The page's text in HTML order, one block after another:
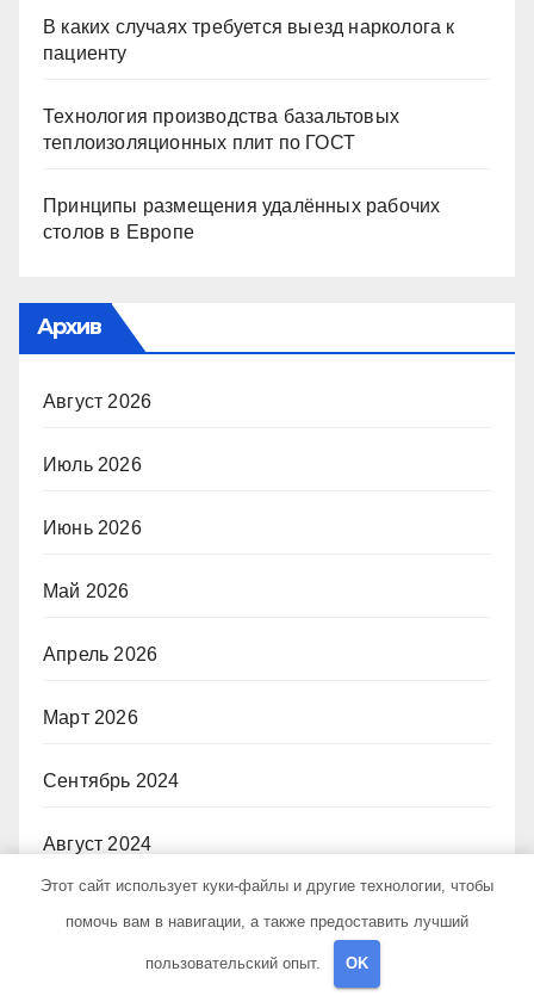
В каких случаях требуется выезд нарколога к
пациенту
Технология производства базальтовых
теплоизоляционных плит по ГОСТ
Принципы размещения удалённых рабочих
столов в Европе
Архив
Август 2026
Июль 2026
Июнь 2026
Май 2026
Апрель 2026
Март 2026
Сентябрь 2024
Август 2024
Этот сайт использует куки-файлы и другие технологии, чтобы
помочь вам в навигации, а также предоставить лучший
пользовательский опыт. OK